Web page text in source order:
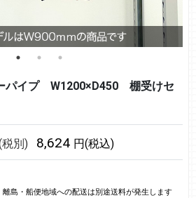
パイプ W1200×D450 棚受けセ
税別) 8,624 円(税込)
島・船便地域への配送は別途送料が発生します